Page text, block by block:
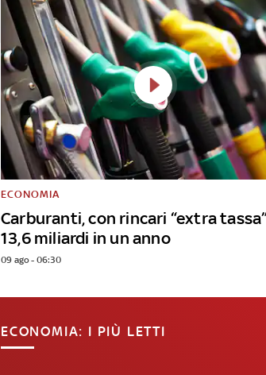
Carburanti, con rincari “extra
13,6 miliardi in un anno
ECONOMIA
09 ago - 06:30
ECONOMIA: I PIÙ LETTI